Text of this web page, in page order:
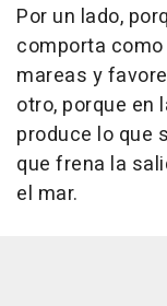
Por un lado,
comporta
mareas y
otro, porque en
produce lo que
que frena la
el mar.